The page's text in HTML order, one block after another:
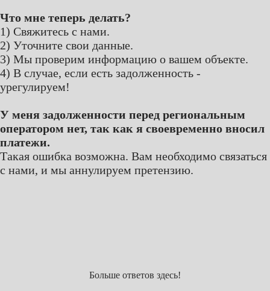
Что мне теперь делать?
1) Свяжитесь с нами.
2) Уточните свои данные.
3) Мы проверим информацию о вашем объекте.
4) В случае, если есть задолженность -
урегулируем!
У меня задолженности перед региональным
оператором нет, так как я своевременно вносил
платежи.
Такая ошибка возможна. Вам необходимо связаться
с нами, и мы аннулируем претензию.
Больше ответов здесь!